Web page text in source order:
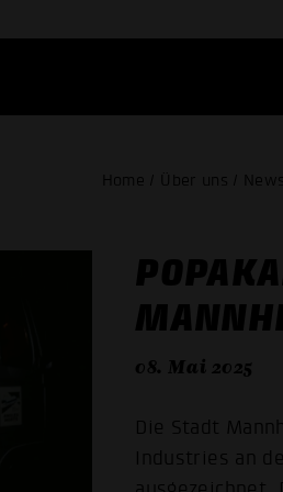
Home / Über uns /
08. Mai 2025
Die Stadt
Industries an